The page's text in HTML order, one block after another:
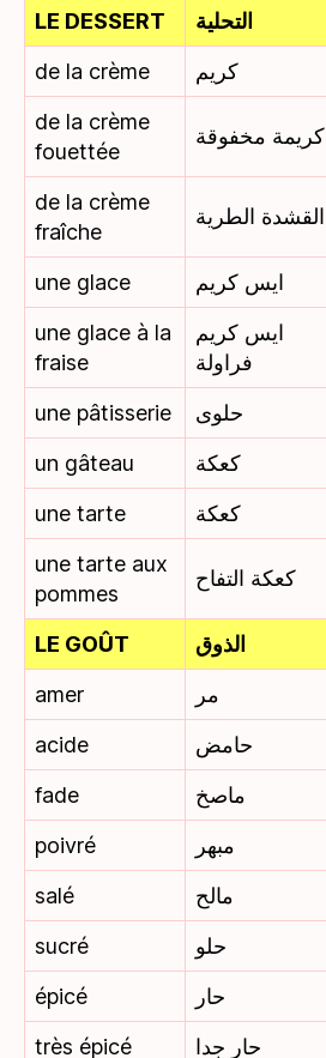
LE DESSERT
التحلية
de la crème
كريم
de la crème
fouettée
كريمة مخفوقة
de la crème
fraîche
القشدة الطرية
une glace
ايس كريم
une glace à la
fraise
ايس كريم
فراولة
une pâtisserie
حلوى
un gâteau
كعكة
une tarte
كعكة
une tarte aux
pommes
كعكة التفاح
LE GOÛT
الذوق
amer
مر
acide
حامض
fade
ماصخ
poivré
مبهر
salé
مالح
sucré
حلو
épicé
حار
très épicé
حار جدا